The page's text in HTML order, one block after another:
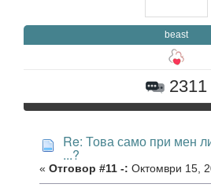
beast
2311
Re: Това само при мен
...?
« Отговор #11 -: Октомври 15,